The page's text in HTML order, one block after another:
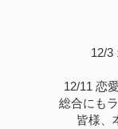
12/3
12/11 恋
総合にも
皆様、